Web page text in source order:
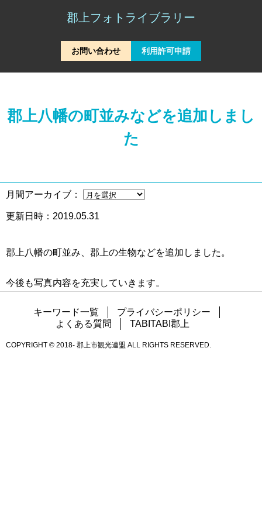
郡上フォトライブラリー
お問い合わせ 利用許可申請
郡上八幡の町並みなどを追加しまし
た
月間アーカイブ ：
更新日時 ：2019.05.31
郡上八幡の町並み、郡上の生物などを追加しました。
今後も写真内容を充実していきます。
キーワード一覧
プライバシーポリシー
よくある質問
TABITABI郡上
COPYRIGHT © 2018- 郡上市観光連盟 ALL RIGHTS RESERVED.